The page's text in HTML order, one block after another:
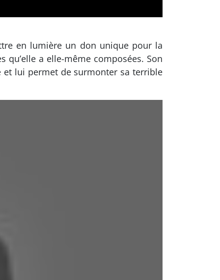
en lumière un don unique pour la
qu’elle a elle-même composées. Son
lui permet de surmonter sa terrible